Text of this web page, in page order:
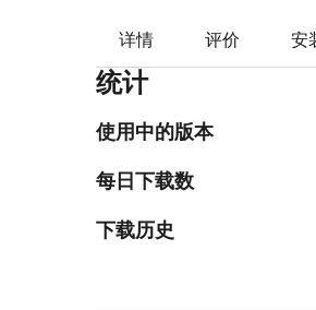
详情 评价 安
统计
使用中的版本
每日下载数
下载历史